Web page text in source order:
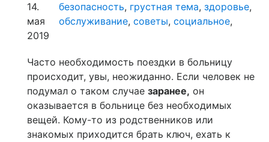
14.
мая
2019
безопасность, грустная тема, здоровье,
обслуживание, советы, социальное,
Часто необходимость поездки в больницу
происходит, увы, неожиданно. Если человек не
подумал о таком случае заранее, он
оказывается в больнице без необходимых
вещей. Кому-то из родственников или
знакомых приходится брать ключ, ехать к